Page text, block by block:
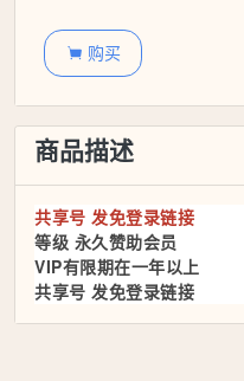
 购买
商品描述
共享号 发免登录链接
等级 永久赞助会员
VIP有限期在一年以上
共享号 发免登录链接